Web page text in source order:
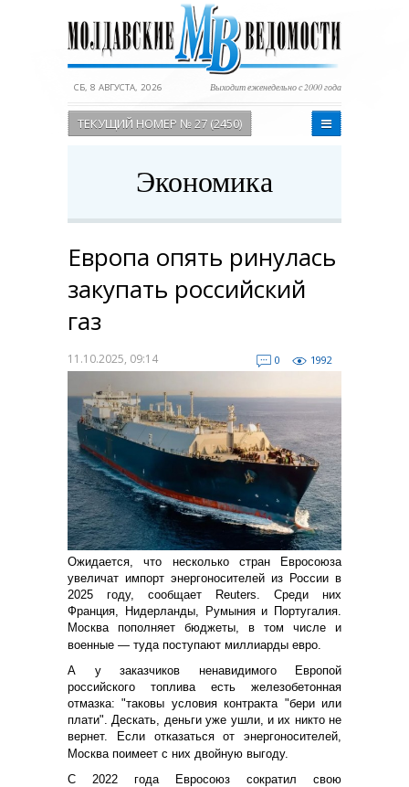
СБ, 8 АВГУСТА, 2026 Выходит еженедельно с 2000 года
ТЕКУЩИЙ НОМЕР № 27 (2450)
Экономика
Европа опять ринулась
закупать российский
газ
11.10.2025, 09:14 0 1992
Ожидается, что несколько стран Евросоюза
увеличат импорт энергоносителей из России в
2025 году, сообщает Reuters. Среди них
Франция, Нидерланды, Румыния и Португалия.
Москва пополняет бюджеты, в том числе и
военные — туда поступают миллиарды евро.
А у заказчиков ненавидимого Европой
российского топлива есть железобетонная
отмазка: "таковы условия контракта "бери или
плати". Дескать, деньги уже ушли, и их никто не
вернет. Если отказаться от энергоносителей,
Москва поимеет с них двойную выгоду.
С 2022 года Евросоюз сократил свою